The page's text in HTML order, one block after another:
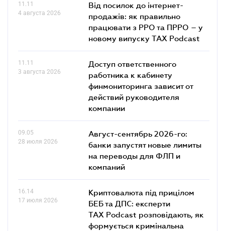
11.11
4 августа 2026
Від посилок до інтернет-
продажів: як правильно
працювати з РРО та ПРРО – у
новому випуску TAX Podcast
11.11
3 августа 2026
Доступ ответственного
работника к кабинету
финмониторинга зависит от
действий руководителя
компании
09.05
28 июля 2026
Август-сентябрь 2026-го:
банки запустят новые лимиты
на переводы для ФЛП и
компаний
16.14
17 июля 2026
Криптовалюта під прицілом
БЕБ та ДПС: експерти
TAX Podcast розповідають, як
формується кримінальна